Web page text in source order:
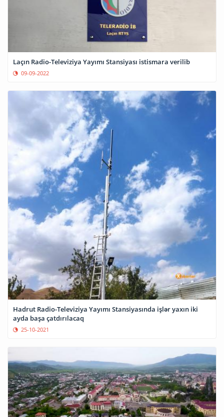
Laçın Radio-Televiziya Yayımı Stansiyası istismara verilib
09-09-2022
Hadrut Radio-Televiziya Yayımı Stansiyasında işlər yaxın iki
ayda başa çatdırılacaq
25-10-2021